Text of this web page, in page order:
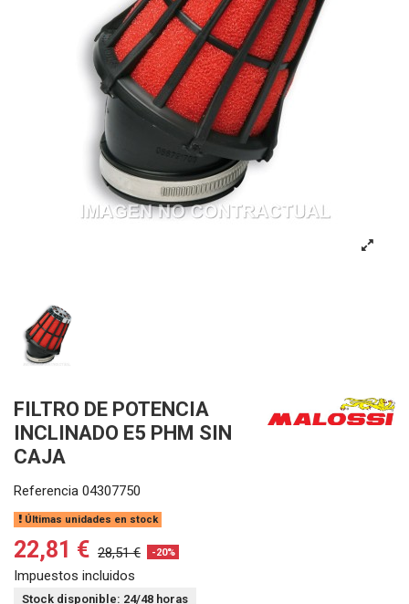
FILTRO DE POTENCIA
INCLINADO E5 PHM SIN
CAJA
Referencia 04307750
Últimas unidades en stock
22,81 € 28,51 € -20%
Impuestos incluidos
Stock disponible: 24/48 horas